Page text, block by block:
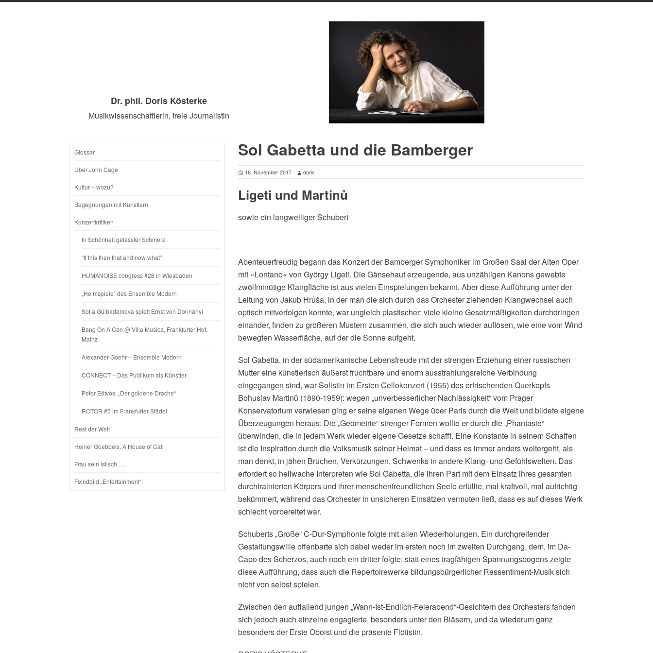
Dr. phil. Doris Kösterke
Musikwissenschaftlerin, freie Journalistin
SKIP
CONTENT
Glossar
Über John Cage
Kultur – wozu?
Begegnungen mit Künstlern
Konzertkritiken
In Schönheit gefasster Schmerz
“If this then that and now what”
HUMANOISE congress #28 in Wiesbaden
„Heimspiele“ des Ensemble Modern
Sofja Gülbadamova spielt Ernst von Dohnányi
Bang On A Can @ Villa Musica, Frankfurter Hof,
Mainz
Alexander Goehr – Ensemble Modern
CONNECT – Das Publikum als Künstler
Peter Eötvös, „Der goldene Drache“
ROTOR #5 im Frankfurter Städel
Rest der Welt
Heiner Goebbels, A House of Call
Frau sein ist sch …
Feindbild „Entertainment“
Sol Gabetta und die Bamberger
16. November 2017 doris
Ligeti und Martinů
sowie ein langweiliger Schubert
Abenteuerfreudig begann das Konzert der Bamberger Symphoniker im Großen Saal der Alten Oper
mit »Lontano« von György Ligeti. Die Gänsehaut erzeugende, aus unzähligen Kanons gewebte
zwölfminütige Klangfläche ist aus vielen Einspielungen bekannt. Aber diese Aufführung unter der
Leitung von Jakub Hrůša, in der man die sich durch das Orchester ziehenden Klangwechsel auch
optisch mitverfolgen konnte, war ungleich plastischer: viele kleine Gesetzmäßigkeiten durchdringen
einander, finden zu größeren Mustern zusammen, die sich auch wieder auflösen, wie eine vom Wind
bewegten Wasserfläche, auf der die Sonne aufgeht.
Sol Gabetta, in der südamerikanische Lebensfreude mit der strengen Erziehung einer russischen
Mutter eine künstlerisch äußerst fruchtbare und enorm ausstrahlungsreiche Verbindung
eingegangen sind, war Solistin im Ersten Cellokonzert (1955) des erfrischenden Querkopfs
Bohuslav Martinů (1890-1959): wegen „unverbesserlicher Nachlässigkeit“ vom Prager
Konservatorium verwiesen ging er seine eigenen Wege über Paris durch die Welt und bildete eigene
Überzeugungen heraus: Die „Geometrie“ strenger Formen wollte er durch die „Phantasie“
überwinden, die in jedem Werk wieder eigene Gesetze schafft. Eine Konstante in seinem Schaffen
ist die Inspiration durch die Volksmusik seiner Heimat – und dass es immer anders weitergeht, als
man denkt, in jähen Brüchen, Verkürzungen, Schwenks in andere Klang- und Gefühlswelten. Das
erfordert so hellwache Interpreten wie Sol Gabetta, die ihren Part mit dem Einsatz ihres gesamten
durchtrainierten Körpers und ihrer menschenfreundlichen Seele erfüllte, mal kraftvoll, mal aufrichtig
bekümmert, während das Orchester in unsicheren Einsätzen vermuten ließ, dass es auf dieses Werk
schlecht vorbereitet war.
Schuberts „Große“ C-Dur-Symphonie folgte mit allen Wiederholungen. Ein durchgreifender
Gestaltungswille offenbarte sich dabei weder im ersten noch im zweiten Durchgang, dem, im Da-
Capo des Scherzos, auch noch ein dritter folgte: statt eines tragfähigen Spannungsbogens zeigte
diese Aufführung, dass auch die Repertoirewerke bildungsbürgerlicher Ressentiment-Musik sich
nicht von selbst spielen.
Zwischen den auffallend jungen „Wann-Ist-Endlich-Feierabend“-Gesichtern des Orchesters fanden
sich jedoch auch einzelne engagierte, besonders unter den Bläsern, und da wiederum ganz
besonders der Erste Oboist und die präsente Flötistin.